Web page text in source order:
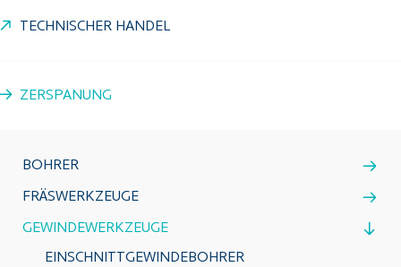
TECHNISCHER HANDEL
ZERSPANUNG
BOHRER
FRÄSWERKZEUGE
GEWINDEWERKZEUGE
EINSCHNITTGEWINDEBOHRER